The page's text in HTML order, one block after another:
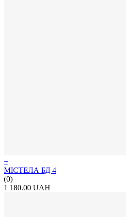
+
МІСТЕЛА БД 4
(0)
1 180.00 UAH